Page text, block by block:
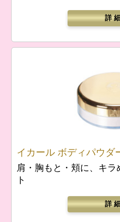
詳 細
イカール ボディパウダ
肩・胸もと・頬に、キ
ト
詳 細